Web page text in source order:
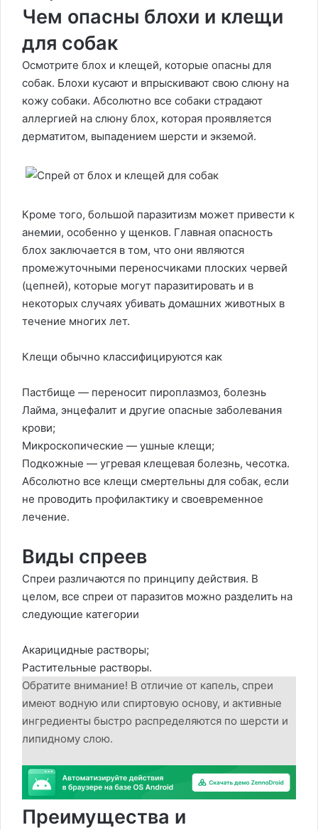
Чем опасны блохи и клещи
для собак
Осмотрите блох и клещей, которые опасны для
собак. Блохи кусают и впрыскивают свою слюну на
кожу собаки. Абсолютно все собаки страдают
аллергией на слюну блох, которая проявляется
дерматитом, выпадением шерсти и экземой.
Кроме того, большой паразитизм может привести к
анемии, особенно у щенков. Главная опасность
блох заключается в том, что они являются
промежуточными переносчиками плоских червей
(цепней), которые могут паразитировать и в
некоторых случаях убивать домашних животных в
течение многих лет.
Клещи обычно классифицируются как
Пастбище — переносит пироплазмоз, болезнь
Лайма, энцефалит и другие опасные заболевания
крови;
Микроскопические — ушные клещи;
Подкожные — угревая клещевая болезнь, чесотка.
Абсолютно все клещи смертельны для собак, если
не проводить профилактику и своевременное
лечение.
Виды спреев
Спреи различаются по принципу действия. В
целом, все спреи от паразитов можно разделить на
следующие категории
Акарицидные растворы;
Растительные растворы.
Обратите внимание! В отличие от капель, спреи
имеют водную или спиртовую основу, и активные
ингредиенты быстро распределяются по шерсти и
липидному слою.
Преимущества и